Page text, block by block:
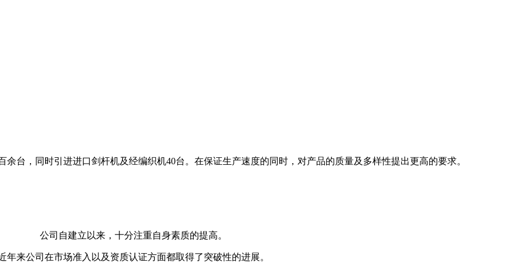
台，同时引进进口剑杆机及经编织机40台。在保证生产速度的同时，对产品的质量及多样性提出更高的要求。
公司自建立以来，十分注重自身素质的提高。
年来公司在市场准入以及资质认证方面都取得了突破性的进展。